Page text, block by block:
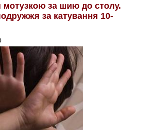
мотузкою за шию до столу.
за катування 10-